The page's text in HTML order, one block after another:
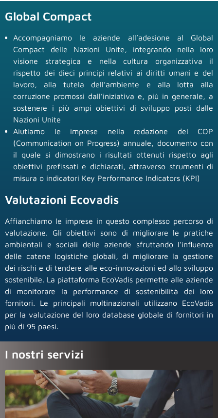
Global Compact
Accompagniamo le aziende all’adesione al Global
Compact delle Nazioni Unite, integrando nella loro
visione strategica e nella cultura organizzativa il
rispetto dei dieci principi relativi ai diritti umani e del
lavoro, alla tutela dell’ambiente e alla lotta alla
corruzione promossi dall’iniziativa e, più in generale, a
sostenere i più ampi obiettivi di sviluppo posti dalle
Nazioni Unite
Aiutiamo le imprese nella redazione del COP
(Communication on Progress) annuale, documento con
il quale si dimostrano i risultati ottenuti rispetto agli
obiettivi prefissati e dichiarati, attraverso strumenti di
misura o indicatori Key Performance Indicators (KPI)
Valutazioni Ecovadis
Affianchiamo le imprese in questo complesso percorso di
valutazione. Gli obiettivi sono di migliorare le pratiche
ambientali e sociali delle aziende sfruttando l'influenza
delle catene logistiche globali, di migliorare la gestione
dei rischi e di tendere alle eco-innovazioni ed allo sviluppo
sostenibile. La piattaforma EcoVadis permette alle aziende
di monitorare la performance di sostenibilità dei loro
fornitori. Le principali multinazionali utilizzano EcoVadis
per la valutazione del loro database globale di fornitori in
più di 95 paesi.
I nostri servizi